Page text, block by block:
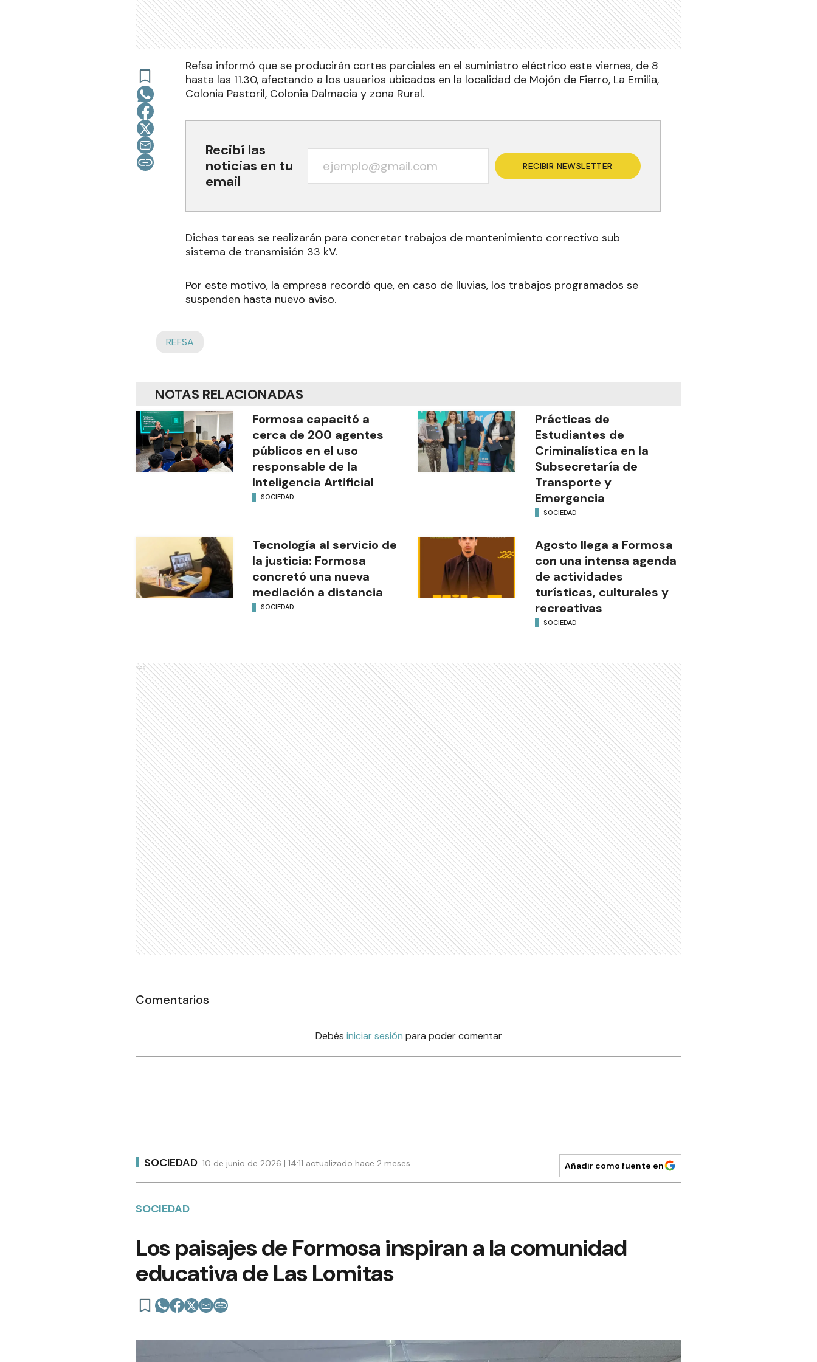
Refsa informó que se producirán cortes parciales en el suministro eléctrico este viernes, de 8
hasta las 11.30, afectando a los usuarios ubicados en la localidad de Mojón de Fierro, La Emilia,
Colonia Pastoril, Colonia Dalmacia y zona Rural.
Recibí las
noticias en tu
email
RECIBIR NEWSLETTER
Dichas tareas se realizarán para concretar trabajos de mantenimiento correctivo sub
sistema de transmisión 33 kV.
Por este motivo, la empresa recordó que, en caso de lluvias, los trabajos programados se
suspenden hasta nuevo aviso.
REFSA
NOTAS RELACIONADAS
Formosa capacitó a
cerca de 200 agentes
públicos en el uso
responsable de la
Inteligencia Artificial
SOCIEDAD
Prácticas de
Estudiantes de
Criminalística en la
Subsecretaría de
Transporte y
Emergencia
SOCIEDAD
Tecnología al servicio de
la justicia: Formosa
concretó una nueva
mediación a distancia
SOCIEDAD
Agosto llega a Formosa
con una intensa agenda
de actividades
turísticas, culturales y
recreativas
SOCIEDAD
Ads
Comentarios
Debés iniciar sesión para poder comentar
SOCIEDAD 10 de junio de 2026 | 14:11 actualizado hace 2 meses Añadir como fuente en
SOCIEDAD
Los paisajes de Formosa inspiran a la comunidad
educativa de Las Lomitas